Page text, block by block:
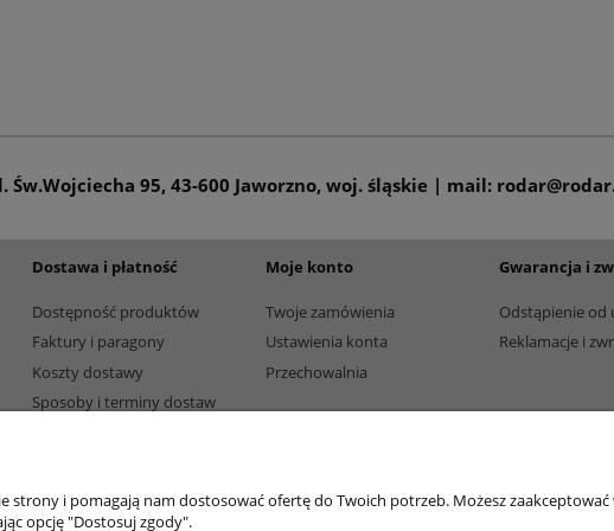
Św.Wojciecha 95, 43-600 Jaworzno, woj. śląskie | mail:
Dostawa i płatność
Dostępność produktów
Faktury i paragony
Koszty dostawy
Sposoby i terminy dostaw
Moje konto
Twoje zamówienia
Ustawienia konta
Przechowalnia
Gwarancja i
Odstąpienie od
Reklamacje i
strony i pomagają nam dostosować ofertę do Twoich potrzeb. Możesz
opcję "Dostosuj zgody".